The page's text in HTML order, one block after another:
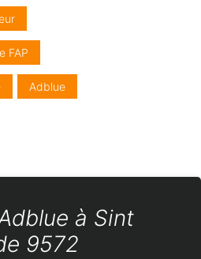
FAP
Adblue
à Sint
9572